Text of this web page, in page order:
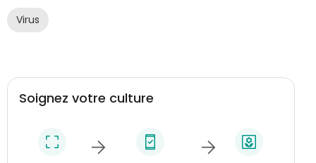
Virus
Soignez votre culture